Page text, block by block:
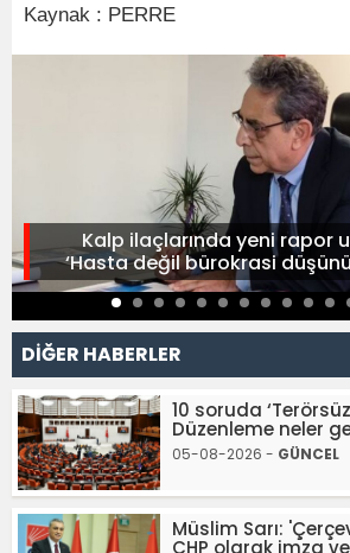
Kaynak : PERRE
Kalp ilaçlarında yeni rapor
‘Hasta değil bürokrasi
DİĞER HABERLER
10 soruda
Düzenleme neler
05-08-2026 - GÜNCEL
Müslim Sarı:
CHP olarak imza